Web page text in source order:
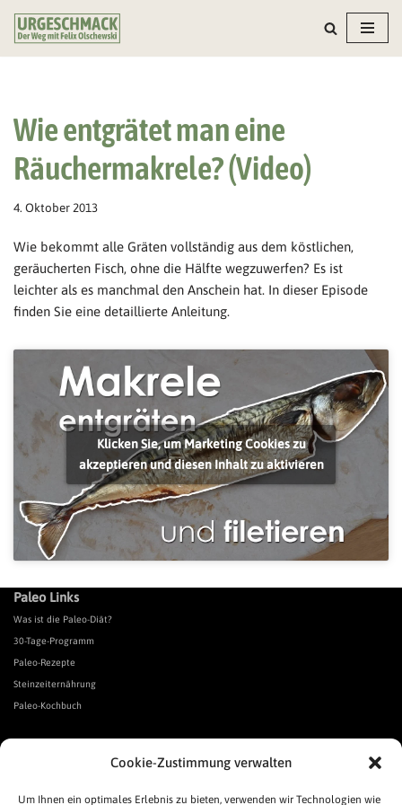
Cookie-Zustimmung verwalten
Um Ihnen ein optimales Erlebnis zu bieten, verwenden wir Technologien wie
Zum
Wie entgrätet man eine
Räuchermakrele? (Video)
4. Oktober 2013
Wie bekommt alle Gräten vollständig aus dem köstlichen,
geräucherten Fisch, ohne die Hälfte wegzuwerfen? Es ist
leichter als es manchmal den Anschein hat. In dieser Episode
finden Sie eine detaillierte Anleitung.
Klicken Sie, um Marketing Cookies zu
akzeptieren und diesen Inhalt zu aktivieren
Paleo Links
Was ist die Paleo-Diät?
30-Tage-Programm
Paleo-Rezepte
Steinzeiternährung
Paleo-Kochbuch
*Affiliate Link. Als Partner verschiedener Unternehmen verdiene ich an qualifizierten Verkäufen.
Urgeschmack-Empfehlungen